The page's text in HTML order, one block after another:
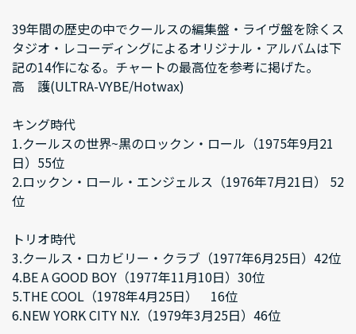
39年間の歴史の中でクールスの編集盤・ライヴ盤を除くス
タジオ・レコーディングによるオリジナル・アルバムは下
記の14作になる。チャートの最高位を参考に掲げた。
高 護(ULTRA-VYBE/Hotwax)
キング時代
1.クールスの世界~黒のロックン・ロール（1975年9月21
日）55位
2.ロックン・ロール・エンジェルス（1976年7月21日） 52
位
トリオ時代
3.クールス・ロカビリー・クラブ（1977年6月25日）42位
4.BE A GOOD BOY（1977年11月10日）30位
5.THE COOL（1978年4月25日） 16位
6.NEW YORK CITY N.Y.（1979年3月25日）46位